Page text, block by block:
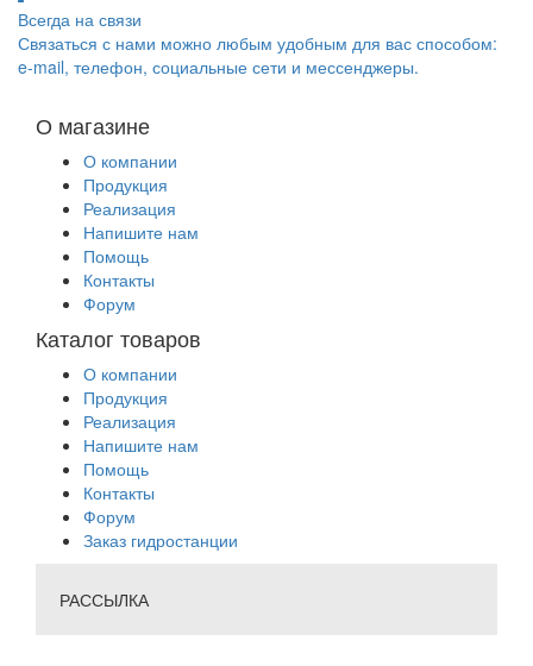
Всегда на связи
Связаться с нами можно любым удобным для вас способом:
e-mail, телефон, социальные сети и мессенджеры.
О магазине
О компании
Продукция
Реализация
Напишите нам
Помощь
Контакты
Форум
Каталог товаров
О компании
Продукция
Реализация
Напишите нам
Помощь
Контакты
Форум
Заказ гидростанции
РАССЫЛКА